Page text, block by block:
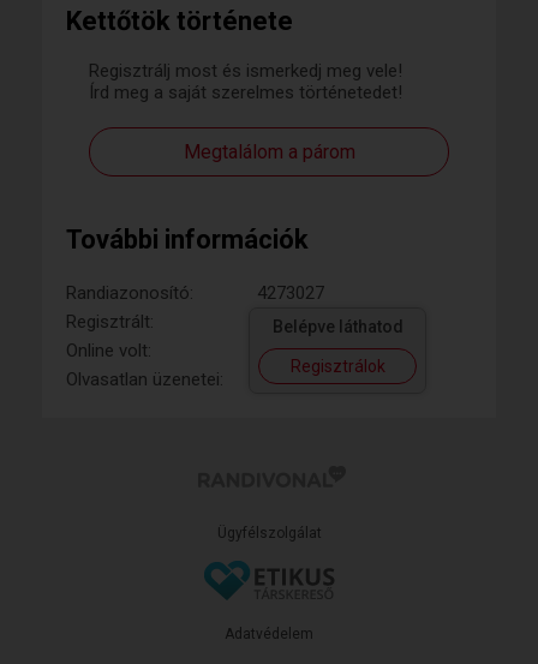
Kettőtök története
Regisztrálj most és ismerkedj meg vele!
Írd meg a saját szerelmes történetedet!
Megtalálom a párom
További információk
Randiazonosító:
4273027
Regisztrált:
Online volt:
Olvasatlan üzenetei:
Belépve láthatod
Regisztrálok
Ügyfélszolgálat
Adatvédelem